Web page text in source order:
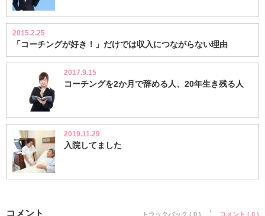
2015.2.25
「コーチングが好き！」だけでは収入につながらない理由
2017.9.15
コーチングを2か月で辞める人、20年生き残る人
2019.11.29
入院してました
コメント トラックバック ( 0 ) コメント ( 0 )